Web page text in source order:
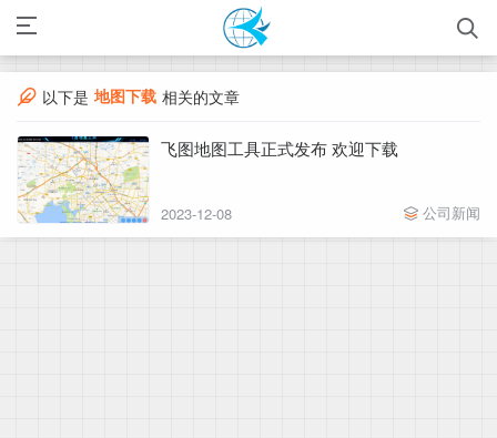
以下是 地图下载 相关的文章
飞图地图工具正式发布 欢迎下载
2023-12-08 公司新闻